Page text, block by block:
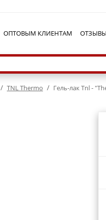
ОПТОВЫМ КЛИЕНТАМ ОТЗЫВЫ
/ TNL Thermo / Гель-лак Tnl -